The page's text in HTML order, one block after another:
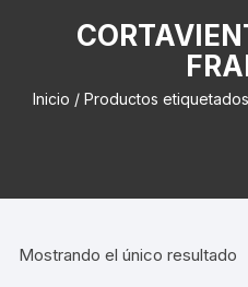
Inicio / Productos
Mostrando el único resultado